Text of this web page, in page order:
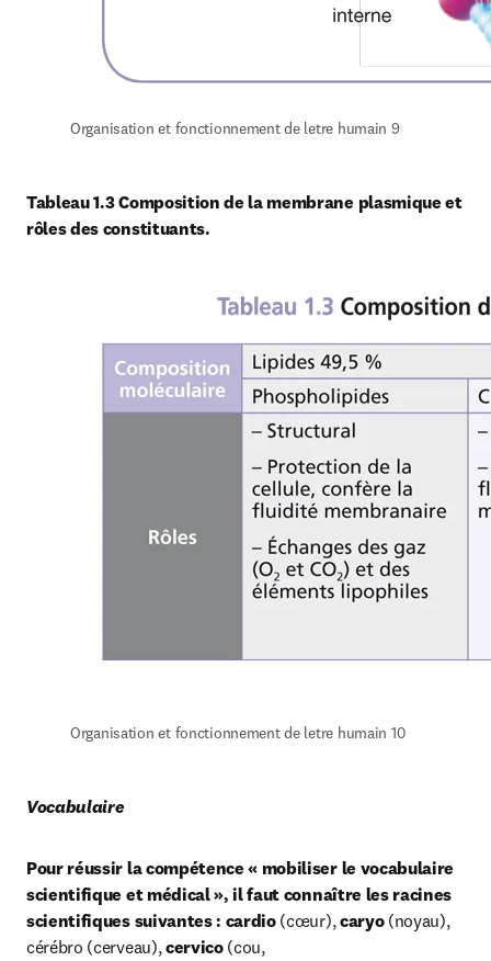
Organisation et fonctionnement de letre humain 9
Tableau 1.3 Composition de la membrane plasmique et
rôles des constituants.
Organisation et fonctionnement de letre humain 10
Vocabulaire
Pour réussir la compétence « mobiliser le vocabulaire
scientifique et médical », il faut connaître les racines
scientifiques suivantes : cardio (cœur), caryo (noyau),
cérébro (cerveau), cervico (cou,